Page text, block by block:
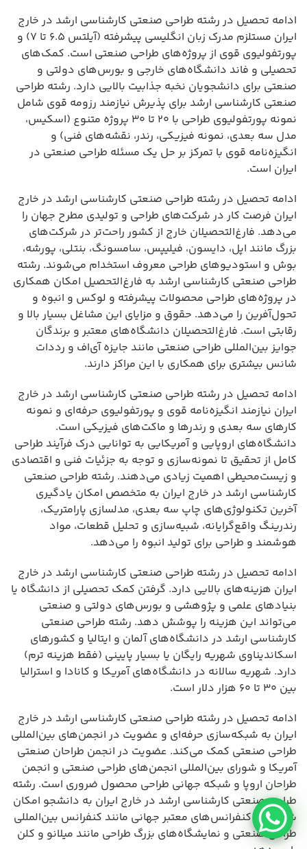
ادامه تحصیل در رشته طراحی صنعتی کارشناسی ارشد در خارج
ایران مستلزم مدرک زبان انگلیسی پیشرفته (آیلتس ۶.۵ تا ۷) و
پورتفولیوی قوی از پروژه‌های طراحی صنعتی است. کمک‌های
تحصیلی و فاند دانشگاه‌های خارجی و بورس‌های دولتی و
صنعتی برای دانشجویان نخبه جذابیت بالایی دارد. رشته طراحی
صنعتی کارشناسی ارشد برای پذیرش نیازمند رزومه قوی شامل
نمونه پورتفولیوی طراحی با ۲۰ تا ۳۰ پروژه متنوع (اسکیس،
مدل سه بعدی، نمونه فیزیکی، رندر، نقشه‌های فنی) و
انگیزه‌نامه قوی با تمرکز بر حل یک مسئله طراحی صنعتی در
ایران است.
ادامه تحصیل در رشته طراحی صنعتی کارشناسی ارشد در خارج
ایران فرصت کار در شرکت‌های طراحی و تولیدی مطرح جهان را
می‌دهد. فارغ‌التحصیلان خارج از کشور راحت‌تر در شرکت‌های
بزرگ مانند اپل، دایسون، فیلیپس، سامسونگ، بنتلی، پورشه،
بوش و استودیوهای طراحی معروف استخدام می‌شوند. رشته
طراحی صنعتی کارشناسی ارشد به فارغ‌التحصیل امکان همکاری
در پروژه‌های طراحی محصولات پیشرفته و لوکس و انبوه و
تحول‌آفرین را می‌دهد. حقوق و مزایای این مشاغل بسیار بالا و
رقابتی است. فارغ‌التحصیلان دانشگاه‌های معتبر و برندگان
جوایز بین‌المللی طراحی صنعتی مانند جایزه آی‌اف و رد‌دات
شانس بیشتری برای همکاری با این مراکز دارند.
ادامه تحصیل در رشته طراحی صنعتی کارشناسی ارشد در خارج
ایران نیازمند انگیزه‌نامه قوی و پورتفولیوی حرفه‌ای و نمونه
کارهای سه بعدی و رندرها و ماکت‌های فیزیکی است.
دانشگاه‌های اروپایی و آمریکایی به توانایی درک فرآیند طراحی
کامل از تحقیق تا نمونه‌سازی و توجه به جزئیات فنی و اقتصادی
و زیست‌محیطی اهمیت زیادی می‌دهند. رشته طراحی صنعتی
کارشناسی ارشد در خارج ایران به متخصص امکان یادگیری
آخرین تکنولوژی‌های چاپ سه بعدی، مدلسازی پارامتریک،
رندرینگ واقع‌گرایانه، شبیه‌سازی و تحلیل قطعات، مواد
هوشمند و طراحی برای تولید انبوه را می‌دهد.
ادامه تحصیل در رشته طراحی صنعتی کارشناسی ارشد در خارج
ایران هزینه‌های بالایی دارد. گرفتن کمک تحصیلی از دانشگاه یا
بنیادهای علمی و پژوهشی و بورس‌های دولتی و صنعتی
می‌تواند این هزینه را پوشش دهد. رشته طراحی صنعتی
کارشناسی ارشد در دانشگاه‌های آلمان و ایتالیا و کشورهای
اسکاندیناوی شهریه رایگان یا بسیار پایینی (فقط هزینه ترم)
دارد. شهریه سالانه در دانشگاه‌های آمریکا و کانادا و استرالیا
بین ۳۰ تا ۶۰ هزار دلار است.
ادامه تحصیل در رشته طراحی صنعتی کارشناسی ارشد در خارج
ایران به شبکه‌سازی حرفه‌ای و عضویت در انجمن‌های بین‌المللی
طراحی صنعتی کمک می‌کند. عضویت در انجمن طراحان صنعتی
آمریکا و شورای بین‌المللی انجمن‌های طراحی صنعتی و انجمن
طراحان اروپا و شبکه جهانی طراحی محصول ضروری است. رشته
طراحی صنعتی کارشناسی ارشد در خارج ایران به دانشجو امکان
شرکت در کنفرانس‌های معتبر جهانی مانند کنفرانس بین‌المللی
طراحی صنعتی و نمایشگاه‌های بزرگ طراحی مانند میلانو و کلن